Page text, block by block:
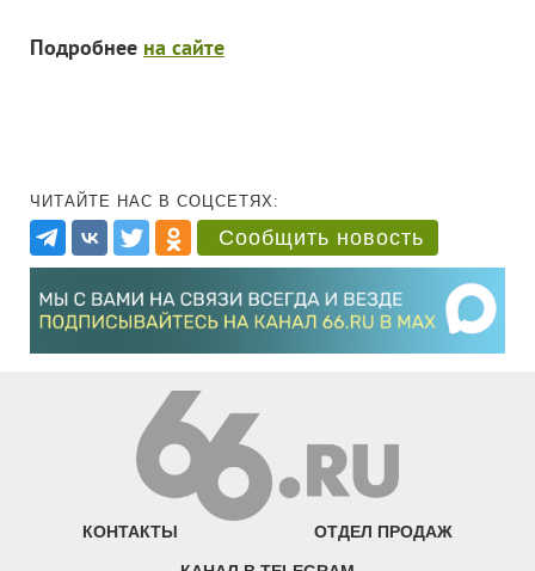
Подробнее на сайте
ЧИТАЙТЕ НАС В СОЦСЕТЯХ:
Сообщить новость
КОНТАКТЫ ОТДЕЛ ПРОДАЖ